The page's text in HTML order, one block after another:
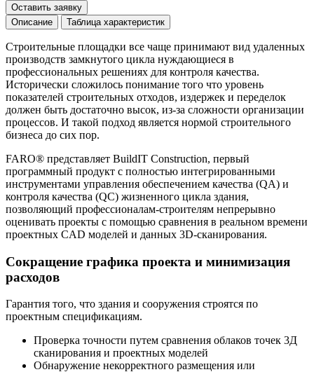
Оставить заявку
Описание
Таблица характеристик
Строительные площадки все чаще принимают вид удаленных
производств замкнутого цикла нуждающиеся в
профессиональных решениях для контроля качества.
Исторически сложилось понимание того что уровень
показателей строительных отходов, издержек и переделок
должен быть достаточно высок, из-за сложности организации
процессов. И такой подход является нормой строительного
бизнеса до сих пор.
FARO® представляет BuildIT Construction, первый
программный продукт с полностью интегрированными
инструментами управления обеспечением качества (QA) и
контроля качества (QC) жизненного цикла здания,
позволяющий профессионалам-строителям непрерывно
оценивать проекты с помощью сравнения в реальном времени
проектных CAD моделей и данных 3D-сканирования.
Сокращение графика проекта и минимизация
расходов
Гарантия того, что здания и сооружения строятся по
проектным спецификациям.
Проверка точности путем сравнения облаков точек 3Д
сканирования и проектных моделей
Обнаружение некорректного размещения или